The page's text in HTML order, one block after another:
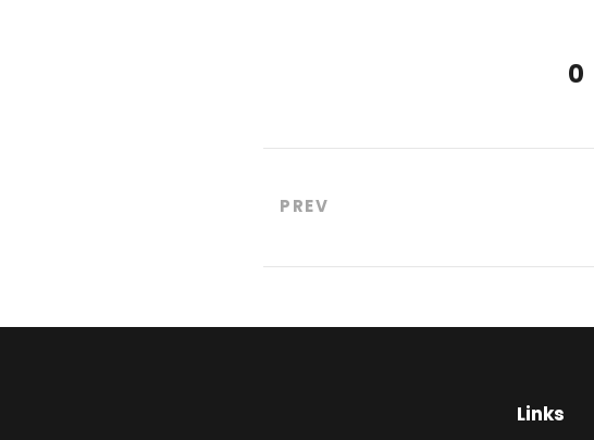
0
PREV
Links